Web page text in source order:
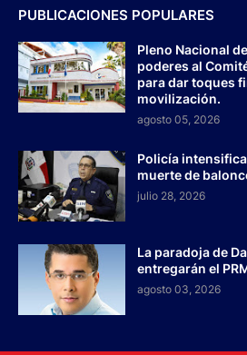
PUBLICACIONES POPULARES
Pleno Nacional
poderes al
para dar toques
movilización.
agosto 05, 2026
Policía
muerte de
julio 28, 2026
La paradoja de
entregarán el
agosto 03, 2026